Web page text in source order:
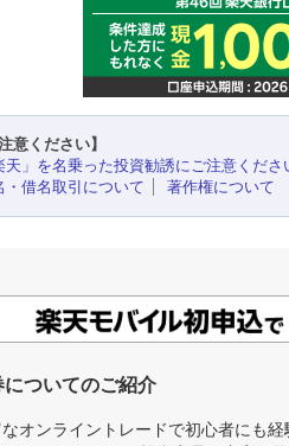
意ください】
天」を名乗った投資勧誘にご注意くださ
・借名取引について
著作権について
ついてのご紹介
オンライントレードで初心者にも